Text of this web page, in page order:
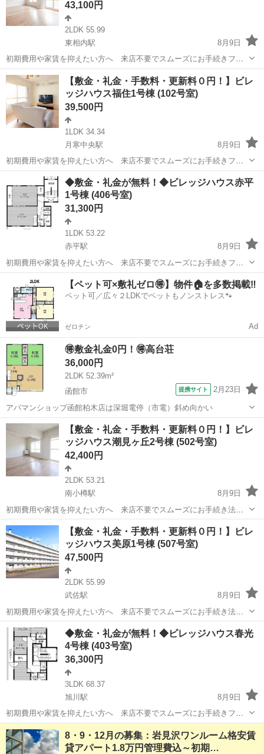
43,100円
2LDK 55.99
東相内駅
8月9日
初期費用や家賃を抑えたい方へ 来店不要でスムーズにお手続きフリ
ーレント1ヶ月＋最大3万円引越サポートあり！敷金・礼金・更新料・
鍵交換手数料0円！※契約内容や審査の結果、敷金をお預かりする場合
がございます。若葉幼稚園 徒歩12...
北海道 北見市 東相内駅 アパート ビレッジハウス
【敷金・礼金・手数料・更新料０円！】ビレ
ッジハウス福住1号棟 (102号室)
39,500円
1LDK 34.34
月寒中央駅
8月9日
初期費用や家賃を抑えたい方へ 来店不要でスムーズにお手続きフリ
ーレント1ヶ月＋最大3万円引越サポートあり！敷金・礼金・更新料・
鍵交換手数料0円！※契約内容や審査の結果、敷金をお預かりする場合
がございます。福住幼稚園 徒歩5分...
札幌市 月寒中央駅 アパート 徒歩
◆敷金・礼金が無料！◆ビレッジハウス赤平
1号棟 (406号室)
31,300円
1LDK 53.22
赤平駅
8月9日
初期費用や家賃を抑えたい方へ 来店不要でスムーズにお手続きフリ
ーレント1ヶ月＋最大3万円引越サポートあり！敷金・礼金・更新料・
鍵交換手数料0円！※契約内容や審査の結果、敷金をお預かりする場合
がございます。赤平幼稚園 徒歩90...
北海道 赤平駅 アパート 徒歩
【ペット可×敷礼ゼロ🉐】物件🏠を多数掲載‼️
ペット可／広々２LDKでペットもノンストレス🐾
ゼロチン Ad
🉐敷金礼金0円！🉐高台荘
36,000円
2LDK 52.39m²
函館市
提携サイト 2月23日
アパマンショップ函館柏木店は深堀電停（市電）斜め向かい
北海道 函館市 アパート
【敷金・礼金・手数料・更新料０円！】ビレ
ッジハウス潮見ヶ丘2号棟 (502号室)
42,400円
2LDK 53.21
南小樽駅
8月9日
初期費用や家賃を抑えたい方へ 来店不要でスムーズにお手続き法
人・個人に関わらず、さまざまなお客様のニーズに対応します敷金・
礼金・更新料・鍵交換手数料0円！※契約内容や審査の結果、敷金をお
預かりする場合がございます。あおぞら保...
北海道 小樽市 南小樽駅 アパート 物件
【敷金・礼金・手数料・更新料０円！】ビレ
ッジハウス美原1号棟 (507号室)
47,500円
2LDK 55.99
武佐駅
8月9日
初期費用や家賃を抑えたい方へ 来店不要でスムーズにお手続き法
人・個人に関わらず、さまざまなお客様のニーズに対応します敷金・
礼金・更新料・鍵交換手数料0円！※契約内容や審査の結果、敷金をお
預かりする場合がございます。みはらフレ...
北海道 釧路市 武佐駅 アパート ビレッジハウス
◆敷金・礼金が無料！◆ビレッジハウス春光
4号棟 (403号室)
36,300円
3LDK 68.37
旭川駅
8月9日
初期費用や家賃を抑えたい方へ 来店不要でスムーズにお手続きフリ
ーレント1ヶ月＋最大3万円引越サポートあり！敷金・礼金・更新料・
鍵交換手数料0円！※契約内容や審査の結果、敷金をお預かりする場合
がございます。春光保育園 徒歩11...
北海道 旭川市 アパート
8・9・12月の募集：岩見沢ワンルーム格安賃
貸アパート1.8万円管理費込～初期…